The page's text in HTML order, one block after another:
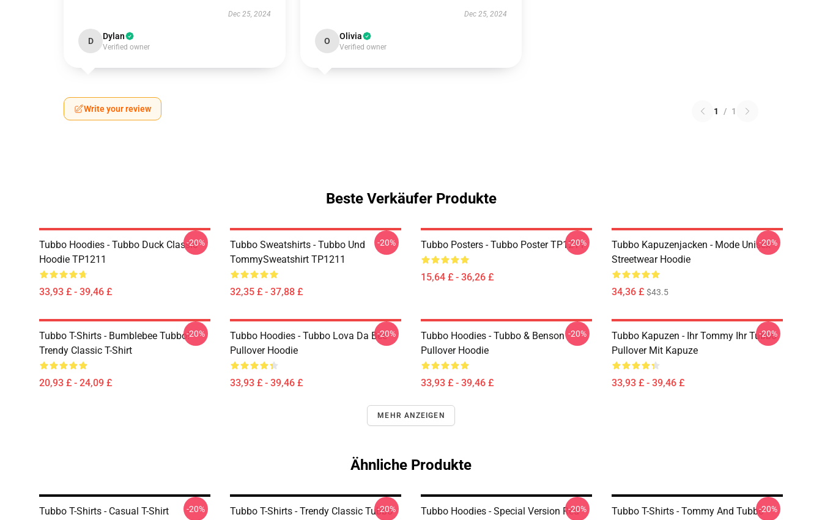
Dec 25, 2024
D Dylan
Verified owner
Dec 25, 2024
O Olivia
Verified owner
Write your review 1 / 1
Beste Verkäufer Produkte
Tubbo Hoodies - Tubbo Duck Classic
Hoodie TP1211
33,93 £ - 39,46 £
-20%
Tubbo Sweatshirts - Tubbo Und
TommySweatshirt TP1211
32,35 £ - 37,88 £
-20% Tubbo Posters - Tubbo Poster TP1211
15,64 £ - 36,26 £
-20%
Tubbo Kapuzenjacken - Mode Unisex
Streetwear Hoodie
34,36 £ $43.5
-20%
Tubbo T-Shirts - Bumblebee Tubbo!
Trendy Classic T-Shirt
20,93 £ - 24,09 £
-20%
Tubbo Hoodies - Tubbo Lova Da Bee
Pullover Hoodie
33,93 £ - 39,46 £
-20%
Tubbo Hoodies - Tubbo & Benson
Pullover Hoodie
33,93 £ - 39,46 £
-20%
Tubbo Kapuzen - Ihr Tommy Ihr Tubbo
Pullover Mit Kapuze
33,93 £ - 39,46 £
-20%
MEHR ANZEIGEN
Ähnliche Produkte
Tubbo T-Shirts - Casual T-Shirt -20%
Tubbo T-Shirts - Trendy Classic Tubbo
-20%
Tubbo Hoodies - Special Version Red
-20%
Tubbo T-Shirts - Tommy And Tubbo-20%